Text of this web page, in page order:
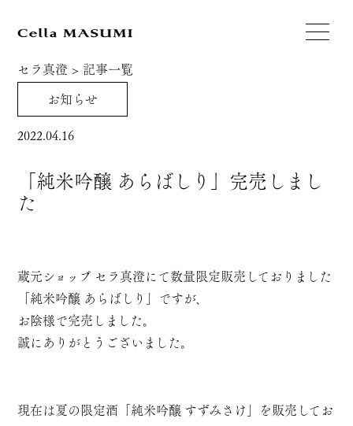
セラ真澄 > 記事一覧
お知らせ
2022.04.16
「純米吟醸 あらばしり」完売しまし
た
蔵元ショップ セラ真澄にて数量限定販売しておりました
「純米吟醸 あらばしり」ですが、
お陰様で完売しました。
誠にありがとうございました。
現在は夏の限定酒「 純米吟醸 すずみさけ
」を販売してお